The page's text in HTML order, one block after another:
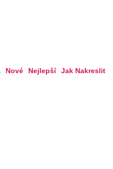
Nové Nejlepší Jak Nakreslit